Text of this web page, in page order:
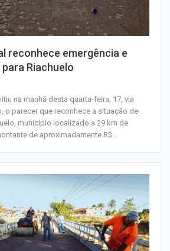
reconhece emergência e
para Riachuelo
na manhã desta quarta-feira, 17, via
o parecer que reconhece a situação de
município localizado a 29 km de
de aproximadamente R$…